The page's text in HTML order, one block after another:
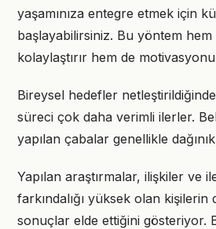
yaşamınıza entegre etmek için
başlayabilirsiniz. Bu yöntem
kolaylaştırır hem de motivasyonu
Bireysel hedefler
süreci çok daha verimli ilerler.
yapılan çabalar genellikle
Yapılan araştırmalar, ilişkiler ve
farkındalığı yüksek olan kişilerin
sonuçlar elde ettiğini gösteriyor.